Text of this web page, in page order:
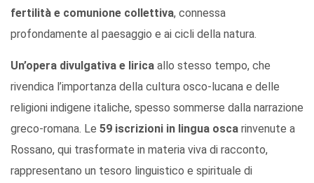
fertilità e comunione collettiva, connessa
profondamente al paesaggio e ai cicli della natura.
Un’opera divulgativa e lirica allo stesso tempo, che
rivendica l’importanza della cultura osco-lucana e delle
religioni indigene italiche, spesso sommerse dalla narrazione
greco-romana. Le 59 iscrizioni in lingua osca rinvenute a
Rossano, qui trasformate in materia viva di racconto,
rappresentano un tesoro linguistico e spirituale di